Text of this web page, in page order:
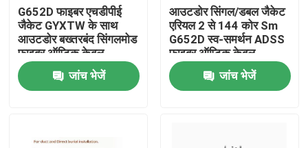
उत्पादों
G652D फाइबर एचडीपीई
जैकेट GYXTW के साथ
आउटडोर बख्तरबंद सिंगलमोड
फाइबर ऑप्टिक केबल
जांच भेजें
आउटडोर सिंगल/डबल जैकेट
एरियल 2 से 144 कोर Sm
G652D स्व-समर्थन ADSS
फाइबर ऑप्टिक केबल
जांच भेजें